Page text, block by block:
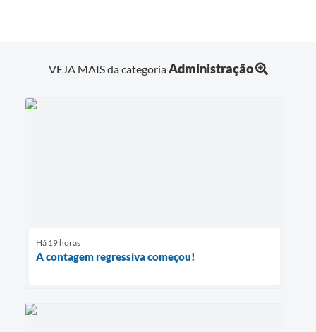
VEJA MAIS da categoriaAdministração
Há 19 horas
A contagem regressiva começou!